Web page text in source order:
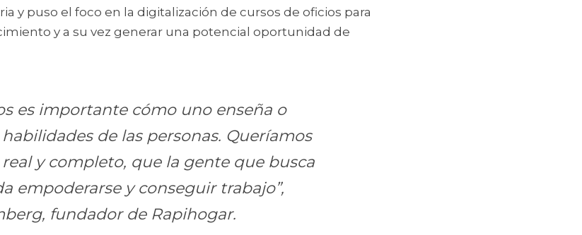
y puso el foco en la digitalización de cursos de oficios para
y a su vez generar una potencial oportunidad de
es importante cómo uno enseña o
de las personas. Queríamos
y completo, que la gente que busca
empoderarse y conseguir trabajo”,
fundador de Rapihogar.